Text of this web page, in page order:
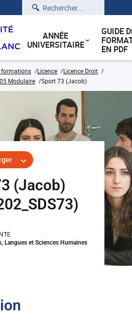
Rechercher
ANNÉE
UNIVERSITAIRE
GUIDE
EN PDF
formations Licence
Licence Droit
Modulaire Sport 73 (Jacob)
(Jacob)
Langues et Sciences Humaines